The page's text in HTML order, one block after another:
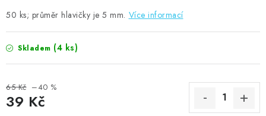
50 ks; průměr hlavičky je 5 mm. Více informací
Skladem (4 ks)
65 Kč –40 %
39 Kč